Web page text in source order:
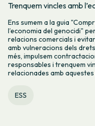
Trenquem vincles amb
Ens sumem a la guia
l’economia del genocidi"
relacions comercials i
amb vulneracions dels
més, impulsem
responsables i trenquem
relacionades amb
ESS